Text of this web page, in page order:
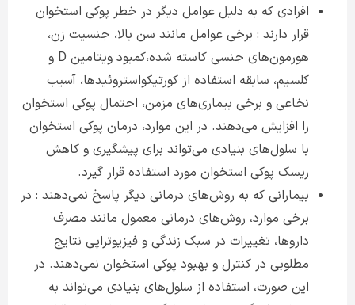
افرادی که به دلیل عوامل دیگر در خطر پوکی استخوان
قرار دارند : برخی عوامل مانند سن بالا، جنسیت زن،
هورمون‌های جنسی کاسته شده،کمبود ویتامین D و
کلسیم، سابقه استفاده از کورتیکواستروئیدها، آسیب
نخاعی و برخی بیماری‌های مزمن، احتمال پوکی استخوان
را افزایش می‌دهند. در این موارد، درمان پوکی استخوان
با سلول‌های بنیادی می‌تواند برای پیشگیری و کاهش
ریسک پوکی استخوان مورد استفاده قرار گیرد.
بیمارانی که به روش‌های درمانی دیگر پاسخ نمی‌دهند : در
برخی موارد، روش‌های درمانی معمول مانند مصرف
داروها، تغییرات در سبک زندگی و فیزیوتراپی نتایج
مطلوبی در کنترل و بهبود پوکی استخوان نمی‌دهند. در
این صورت، استفاده از سلول‌های بنیادی می‌تواند به